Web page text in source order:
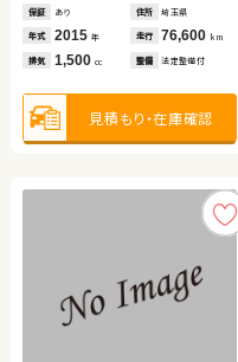
保証 あり 住所 埼玉県
年式 2015 年 走行 76,600 km
排気 1,500 cc 整備 法定整備付
見積もり・在庫確認
保証 なし 住所 岡山県
年式 2018 年 走行 82,800 km
排気 2,000 cc 整備 法定整備付
見積もり・在庫確認
保証 あり 住所 埼玉県
年式 2012 年 走行 87,700 km
排気 1,800 cc 整備 法定整備付
見積もり・在庫確認
保証 あり 住所 神奈川県
年式 2015 年 走行 50,600 km
排気 660cc 整備 法定整備付
見積もり・在庫確認